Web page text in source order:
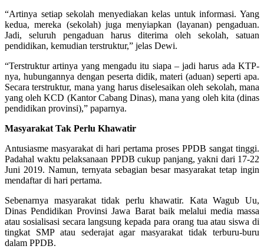
“Artinya setiap sekolah menyediakan kelas untuk informasi. Yang
kedua, mereka (sekolah) juga menyiapkan (layanan) pengaduan.
Jadi, seluruh pengaduan harus diterima oleh sekolah, satuan
pendidikan, kemudian terstruktur,” jelas Dewi.
“Terstruktur artinya yang mengadu itu siapa – jadi harus ada KTP-
nya, hubungannya dengan peserta didik, materi (aduan) seperti apa.
Secara terstruktur, mana yang harus diselesaikan oleh sekolah, mana
yang oleh KCD (Kantor Cabang Dinas), mana yang oleh kita (dinas
pendidikan provinsi),” paparnya.
Masyarakat Tak Perlu Khawatir
Antusiasme masyarakat di hari pertama proses PPDB sangat tinggi.
Padahal waktu pelaksanaan PPDB cukup panjang, yakni dari 17-22
Juni 2019. Namun, ternyata sebagian besar masyarakat tetap ingin
mendaftar di hari pertama.
Sebenarnya masyarakat tidak perlu khawatir. Kata Wagub Uu,
Dinas Pendidikan Provinsi Jawa Barat baik melalui media massa
atau sosialisasi secara langsung kepada para orang tua atau siswa di
tingkat SMP atau sederajat agar masyarakat tidak terburu-buru
dalam PPDB.